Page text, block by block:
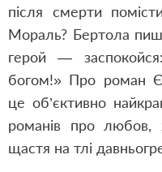
після смерти
Мораль? Бертола
герой —
богом!» Про роман
це об’єктивно
романів про любов,
щастя на тлі